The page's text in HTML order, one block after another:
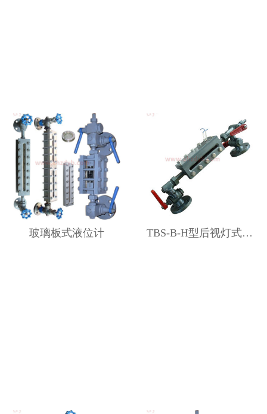
玻璃板式液位计 TBS-B-H型后视灯式双色玻璃板液